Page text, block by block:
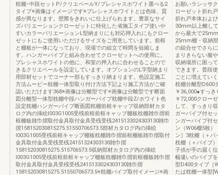
枕棚･中段セットP/クリエペールY/プレシャスホワイト選べる2
タイプ※画像はイメージです※プレシャスホワイトとは色味、質
感が異なります。壁際をきれいに仕上げられます。豊富なサイ
ズバリエーションクローゼットに特化した省施工タイプ使いや
すいカラーバリエーションL型納まりにも対応押入れにもクロー
ゼットにもご使用いただけるサイズをご用意しています。前框
と棚板が一体になっており、現場での組立て時間を短縮しま
す。ハンガーパイプと組み合わせてクローゼットへの使用に。
プレシャスホワイトの他に、和室の押入れに合わせることので
きるクリエペールを設定しています。オプションのL字型納まり
用部材セットでコーナー部もすっきり納まります。色設定施工
方法ムービー枕棚一体型取り付け方法下記より施工方法がご確
認いただけます368※画像は分離型です※画像は分離型です断面
図分離型一体型枕棚中段ハンガーパイプ枕棚中段Z/ホワイト色
設定枕棚ハンガーパイプ断面図枕棚前框キャップ収納部材カタ
ログ内の挿絵I003G1005受桟前框前框キャップ棚板枕棚雑巾摺前
框棚板雑巾摺取付金具取付金具受桟受桟2415133024303130雑巾
摺158152030815275.51550706573.5部材カタログ内の挿絵
I003G1005受桟前框キャップ棚板枕棚雑巾摺前框棚板雑巾摺取付
金具取付金具受桟受桟24151324303130雑巾摺
158152030815275.515706573.5収納部材カタログ内の挿絵
I003G1005受桟前框前框キャップ棚板枕棚雑巾摺前框棚板雑巾摺
取付金具取付金具受桟受桟2415133024303130雑巾摺
158152030815275.51550706573.5※枕棚パイプ取付イメージ※画
お願いラシッサ
ローゼット折れ
折れ戸本体およ
30mm以上離し
から最大で
25mm棚・収納
の組合せでさら
まりきらない服
収納場所に困っ
できます。普段
ごとに増えてい
枕棚分離型D600
￥36,000●すっ
￥72,000クロー
して、すっきり
ガーパイプ付セ
ンガーパイプ付
ン（W06棚5枚）
ン］3枕棚（＋パ
枕棚（＋パイプ
子供が手の届く
幅違いのパイプ
型D400タイプ
たは枕棚一体型